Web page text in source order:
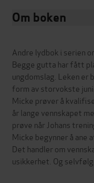
Om boken
Andre lydbok i serien
Begge gutta har fått
ungdomslag. Leken
form av storvokste
Micke prøver å
år lange vennskapet
prøve når Johans
Micke begynner å ane
Det handler om
usikkerhet. Og